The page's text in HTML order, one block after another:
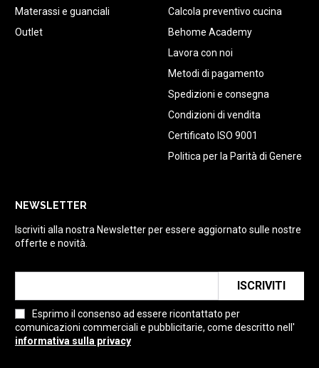
Materassi e guanciali
Outlet
Calcola preventivo cucina
Behome Academy
Lavora con noi
Metodi di pagamento
Spedizioni e consegna
Condizioni di vendita
Certificato ISO 9001
Politica per la Parità di Genere
NEWSLETTER
Iscriviti alla nostra Newsletter per essere aggiornato sulle nostre
offerte e novità.
ISCRIVITI
Esprimo il consenso ad essere ricontattato per
comunicazioni commerciali e pubblicitarie, come descritto nell'
informativa sulla privacy